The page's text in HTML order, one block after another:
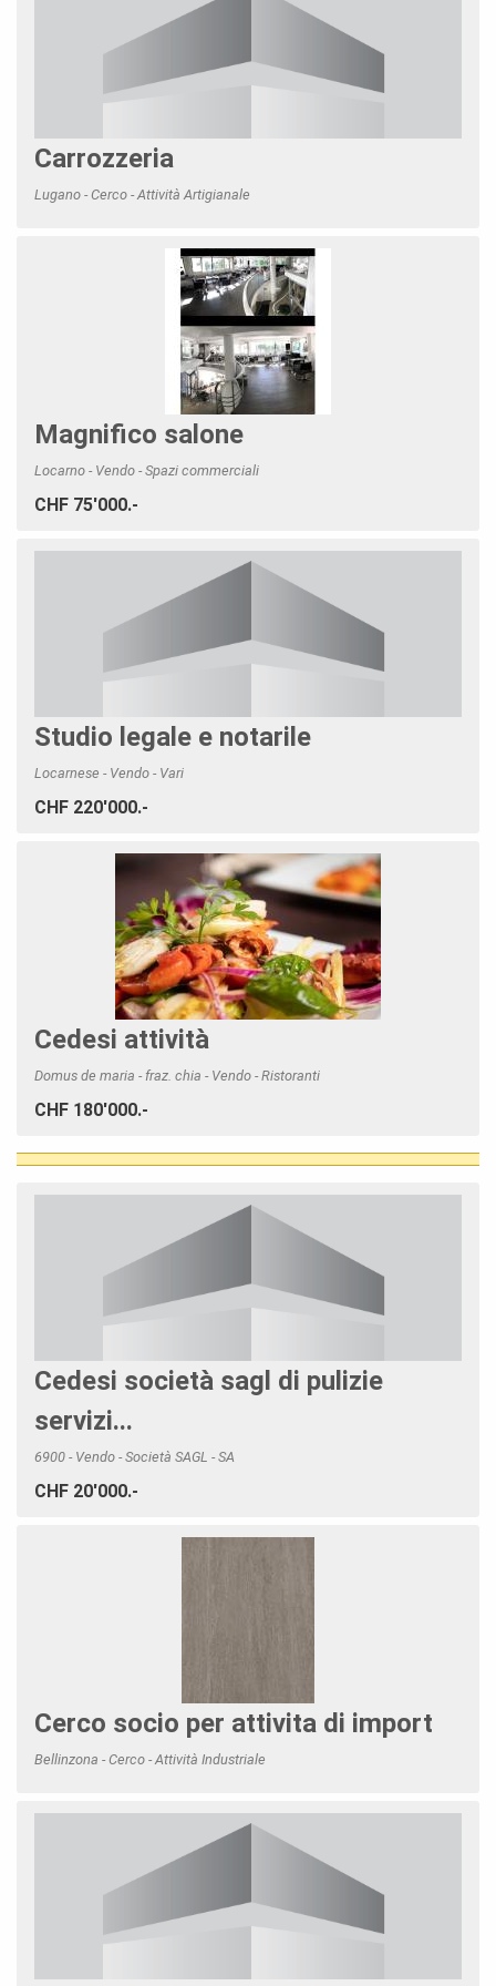
Carrozzeria
Lugano - Cerco - Attività Artigianale
Magnifico salone
Locarno - Vendo - Spazi commerciali
CHF 75'000.-
Studio legale e notarile
Locarnese - Vendo - Vari
CHF 220'000.-
Cedesi attività
Domus de maria - fraz. chia - Vendo - Ristoranti
CHF 180'000.-
Cedesi società sagl di pulizie
servizi...
6900 - Vendo - Società SAGL - SA
CHF 20'000.-
Cerco socio per attivita di import
Bellinzona - Cerco - Attività Industriale